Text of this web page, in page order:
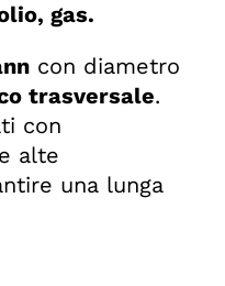
gas.
con diametro
trasversale.
con
alte
una lunga